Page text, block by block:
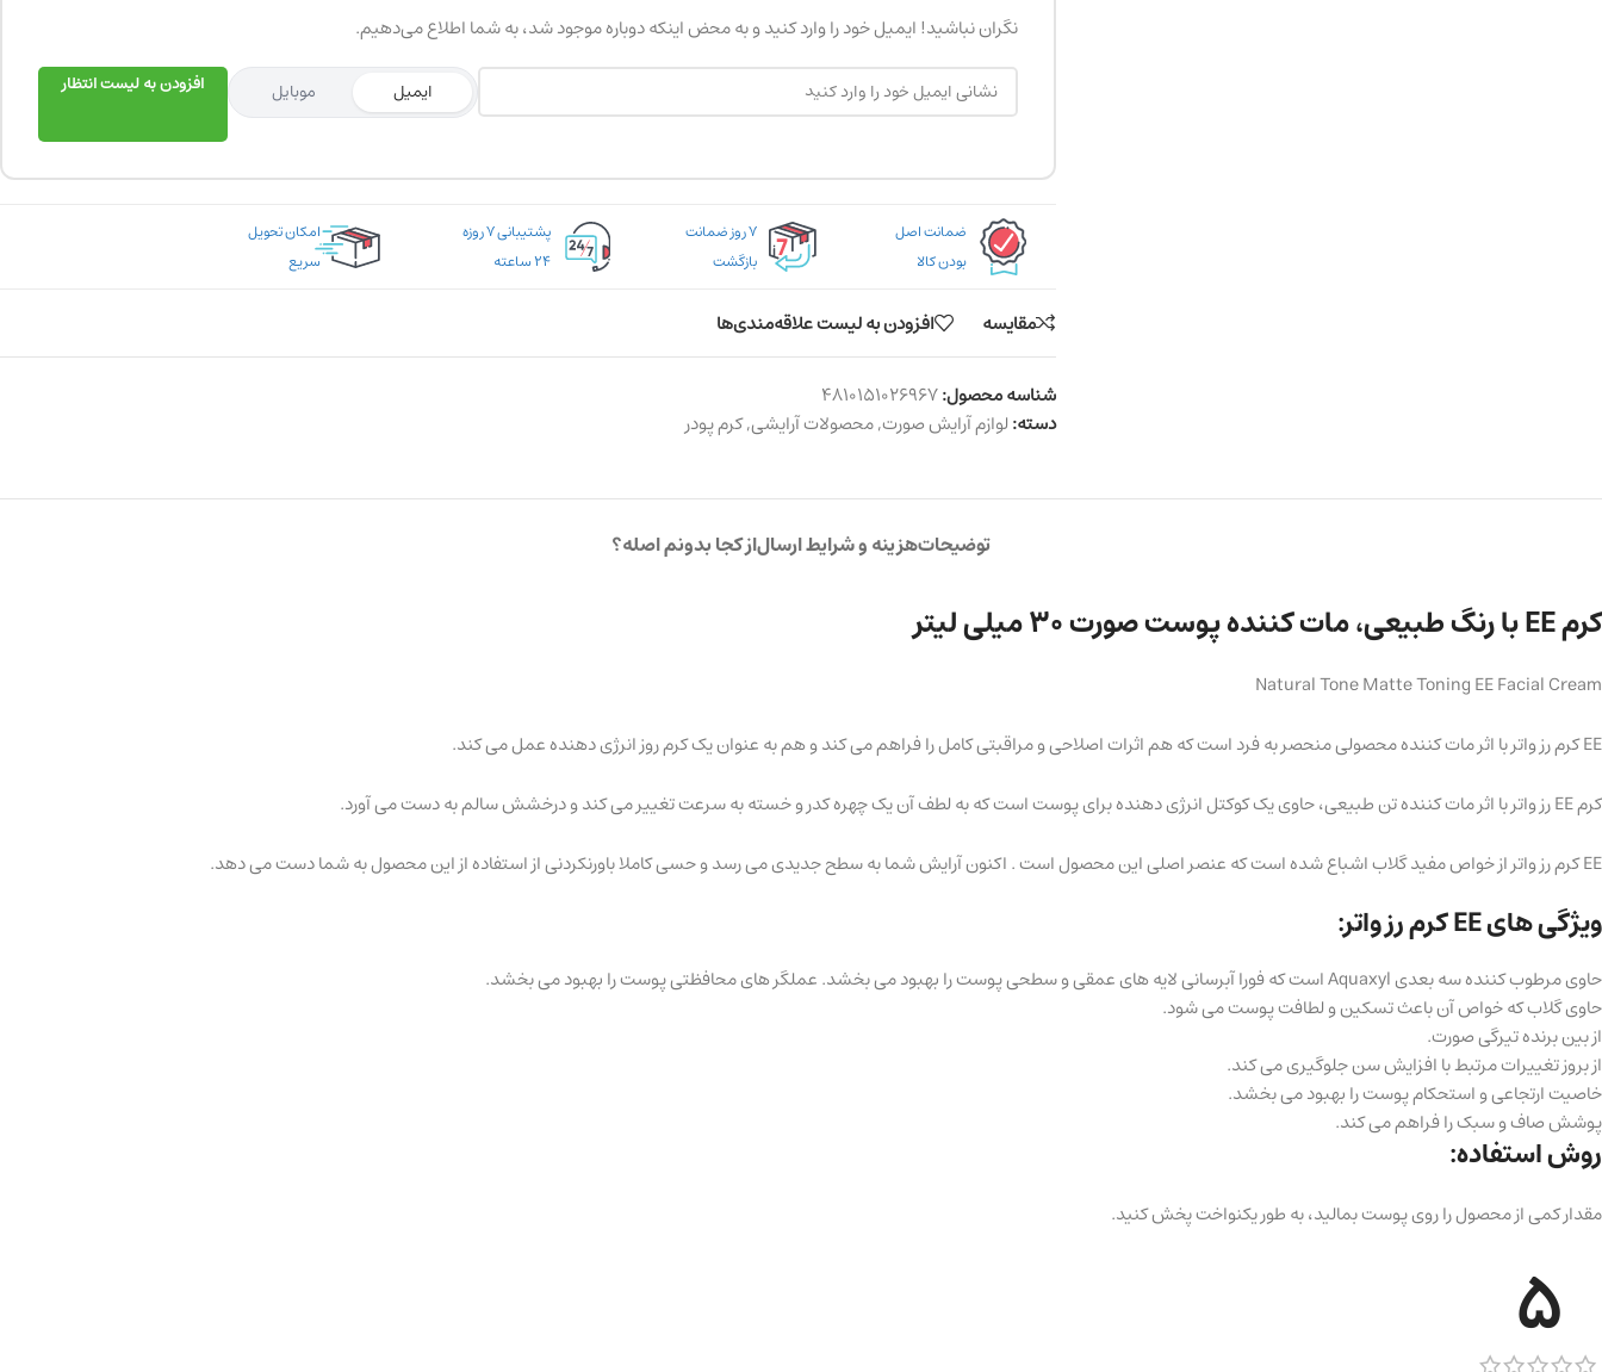
نگران نباشید! ایمیل خود را وارد کنید و به محض اینکه دوباره موجود شد، به شما اطلاع می‌دهیم.
ایمیل موبایل افزودن به لیست انتظار
ضمانت اصل
بودن کالا
۷ روز ضمانت
بازگشت
پشتیبانی ۷ روزه
۲۴ ساعته
امکان تحویل
سریع
مقایسه افزودن به لیست علاقه‌مندی‌ها
شناسه محصول:4810151026967
دسته:لوازم آرایش صورت,محصولات آرایشی,کرم پودر
توضیحاتهزینه و شرایط ارسالاز کجا بدونم اصله؟
کرم EE با رنگ طبیعی، مات کننده پوست صورت 30 میلی لیتر
Natural Tone Matte Toning EE Facial Cream
EE کرم رز واتر با اثر مات کننده محصولی منحصر به فرد است که هم اثرات اصلاحی و مراقبتی کامل را فراهم می کند و هم به عنوان یک کرم روز انرژی دهنده عمل می کند.
کرم EE رز واتر با اثر مات کننده تن طبیعی، حاوی یک کوکتل انرژی دهنده برای پوست است که به لطف آن یک چهره کدر و خسته به سرعت تغییر می کند و درخشش سالم به دست می آورد.
EE کرم رز واتر از خواص مفید گلاب اشباع شده است که عنصر اصلی این محصول است . اکنون آرایش شما به سطح جدیدی می رسد و حسی کاملا باورنکردنی از استفاده از این محصول به شما دست می دهد.
ویژگی های EE کرم رز واتر:
حاوی مرطوب کننده سه بعدی Aquaxyl است که فورا آبرسانی لایه های عمقی و سطحی پوست را بهبود می بخشد. عملگر های محافظتی پوست را بهبود می بخشد.
حاوی گلاب که خواص آن باعث تسکین و لطافت پوست می شود.
از بین برنده تیرگی صورت.
از بروز تغییرات مرتبط با افزایش سن جلوگیری می کند.
خاصیت ارتجاعی و استحکام پوست را بهبود می بخشد.
پوشش صاف و سبک را فراهم می کند.
روش استفاده:
مقدار کمی از محصول را روی پوست بمالید، به طور یکنواخت پخش کنید.
5